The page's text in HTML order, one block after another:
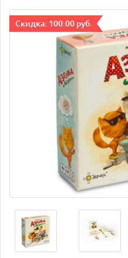
Cкидка: 100.00 руб.